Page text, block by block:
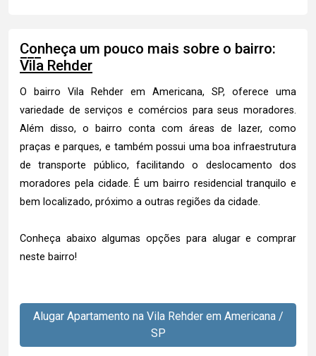
Conheça um pouco mais sobre o bairro:
Vila Rehder
O bairro Vila Rehder em Americana, SP, oferece uma
variedade de serviços e comércios para seus moradores.
Além disso, o bairro conta com áreas de lazer, como
praças e parques, e também possui uma boa infraestrutura
de transporte público, facilitando o deslocamento dos
moradores pela cidade. É um bairro residencial tranquilo e
bem localizado, próximo a outras regiões da cidade.
Conheça abaixo algumas opções para alugar e comprar
neste bairro!
Alugar Apartamento na Vila Rehder em Americana /
SP